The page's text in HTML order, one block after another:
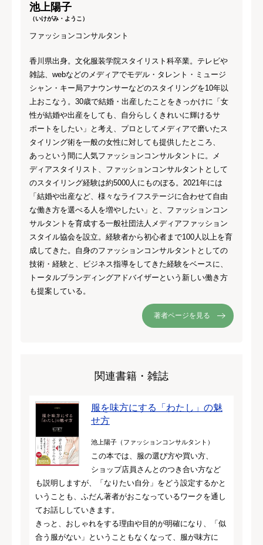
池上陽子
（いけがみ・ようこ）
ファッションコンサルタント
香川県出身。文化服装学院スタイリスト科卒業。テレビや
雑誌、webなどのメディアでモデル・タレント・ミュージ
シャン・キー局アナウンサーなどのスタイリングを10年以
上おこなう。30歳で結婚・出産したことをきっかけに「女
性が結婚や出産をしても、自分らしくきれいに輝けるサ
ポートをしたい」と考え、プロとしてメディアで磨いたス
タイリング術を一般の女性に対しても提供したところ、
あっという間に人気ファッションコンサルタントに。メ
ディアスタイリスト、ファッションコンサルタントとして
のスタイリング経験は約5000人にものぼる。2021年には
「結婚や出産など、様々なライフステージに合わせて自由
な働き方を選べる人を増やしたい」と、ファッションコン
サルタントを育成する一般社団法人メディアファッション
スタイル協会を設立。経験者から初心者まで100人以上を育
成してきた。自身のファッションコンサルタントとしての
技術・経験と、ビジネス指導をしてきた経験をベースに、
トータルブランディングアドバイザーという新しい働き方
も提案している。
著者ページを見る
関連書籍・雑誌
服を味方にする「わたし」の魅
せ方
池上陽子（ファッションコンサルタント）
この本では、服の選び方や買い方、
ショップ店員さんとのつき合い方など
も説明しますが、「なりたい自分」をどう設定するかと
いうことも、ふだん著者がおこなっているワークを通し
てお話ししていきます。
きっと、おしゃれをする理由や目的が明確になり、「似
合う服がない」ということもなくなって、服が味方に